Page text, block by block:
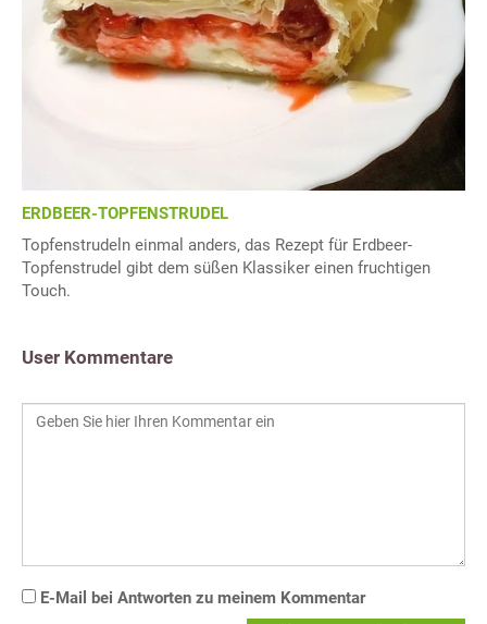
ERDBEER-TOPFENSTRUDEL
Topfenstrudeln einmal anders, das Rezept für Erdbeer-
Topfenstrudel gibt dem süßen Klassiker einen fruchtigen
Touch.
User Kommentare
E-Mail bei Antworten zu meinem Kommentar